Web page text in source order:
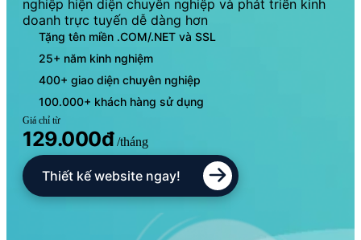
nghiệp hiện diện chuyên nghiệp và phát triển kinh
doanh trực tuyến dễ dàng hơn
Tặng tên miền .COM/.NET và SSL
25+ năm kinh nghiệm
400+ giao diện chuyên nghiệp
100.000+ khách hàng sử dụng
Giá chỉ từ
129.000đ /tháng
Thiết kế website ngay!